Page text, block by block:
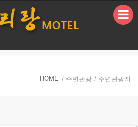
HOME / 주변관광 / 주변관광지